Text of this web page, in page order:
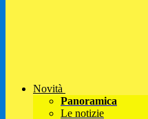
Novità
Panoramica
Le notizie